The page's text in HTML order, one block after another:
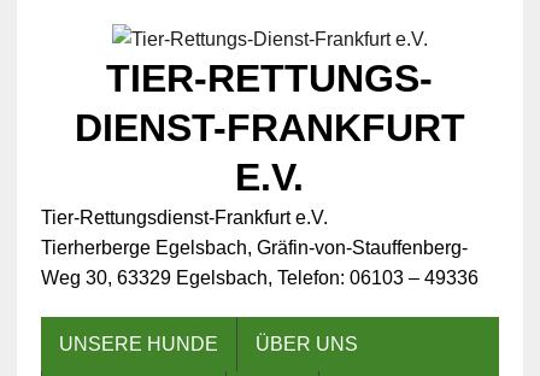
TIER-RETTUNGS-
DIENST-FRANKFURT
E.V.
Tier-Rettungsdienst-Frankfurt e.V.
Tierherberge Egelsbach, Gräfin-von-Stauffenberg-
Weg 30, 63329 Egelsbach, Telefon: 06103 – 49336
UNSERE HUNDE ÜBER UNS